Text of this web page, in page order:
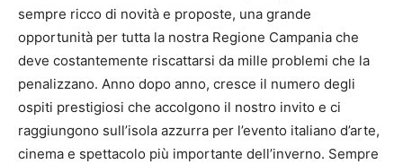
sempre ricco di novità e proposte, una grande
opportunità per tutta la nostra Regione Campania che
deve costantemente riscattarsi da mille problemi che la
penalizzano. Anno dopo anno, cresce il numero degli
ospiti prestigiosi che accolgono il nostro invito e ci
raggiungono sull’isola azzurra per l’evento italiano d’arte,
cinema e spettacolo più importante dell’inverno. Sempre